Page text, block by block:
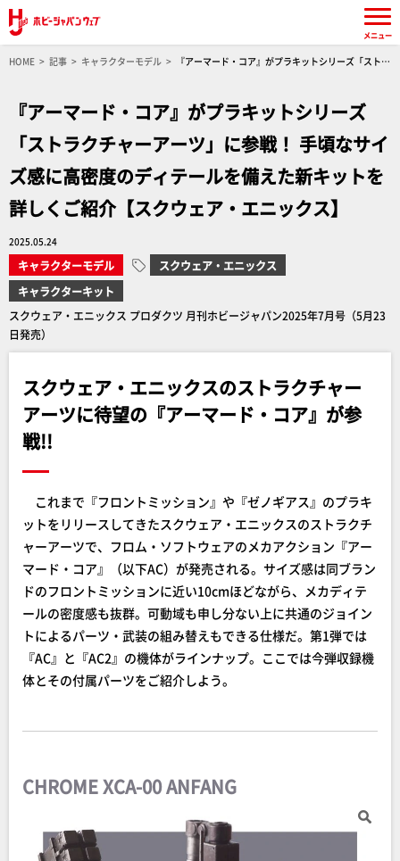
HOME 記事 キャラクターモデル
『アーマード・コア』がプラキットシリーズ「ストラ
『アーマード・コア』がプラキットシリーズ
「ストラクチャーアーツ」に参戦！ 手頃なサイ
ズ感に高密度のディテールを備えた新キットを
詳しくご紹介【スクウェア・エニックス】
2025.05.24
キャラクターモデル
スクウェア・エニックス
キャラクターキット
スクウェア・エニックス プロダクツ 月刊ホビージャパン2025年7月号（5月23
日発売）
スクウェア・エニックスのストラクチャー
アーツに待望の『アーマード・コア』が参
戦!!
これまで『フロントミッション』や『ゼノギアス』のプラキ
ットをリリースしてきたスクウェア・エニックスのストラクチ
ャーアーツで、フロム・ソフトウェアのメカアクション『アー
マード・コア』（以下AC）が発売される。サイズ感は同ブラン
ドのフロントミッションに近い10cmほどながら、メカディテ
ールの密度感も抜群。可動域も申し分ない上に共通のジョイン
トによるパーツ・武装の組み替えもできる仕様だ。第1弾では
『AC』と『AC2』の機体がラインナップ。ここでは今弾収録機
体とその付属パーツをご紹介しよう。
CHROME XCA-00 ANFANG
メニュー